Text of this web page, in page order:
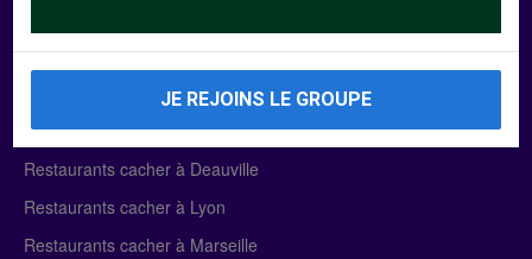
Manger Cacher
Liste des restaurants cacher
Restaurants cacher à Paris
Restaurants cacher à Deauville
Restaurants cacher à Lyon
Restaurants cacher à Marseille
JE REJOINS LE GROUPE